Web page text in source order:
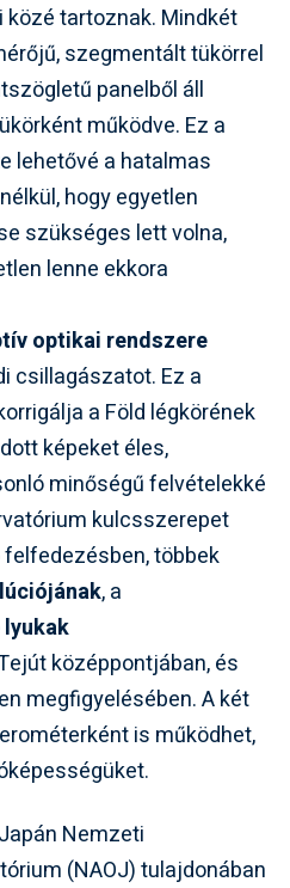
tartoznak. Mindkét
szegmentált tükörrel
panelből áll
működve. Ez a
lehetővé a hatalmas
hogy egyetlen
szükséges lett volna,
lenne ekkora
optikai rendszere
csillagászatot. Ez a
a Föld légkörének
képeket éles,
minőségű felvételekké
kulcsszerepet
többek
, a
középpontjában, és
megfigyelésében. A két
is működhet,
Nemzeti
(NAOJ) tulajdonában